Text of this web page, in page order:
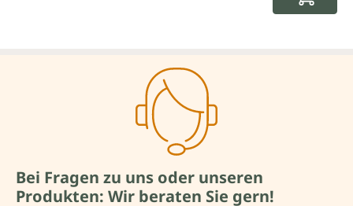
Bei Fragen zu uns oder unseren
Produkten: Wir beraten Sie gern!